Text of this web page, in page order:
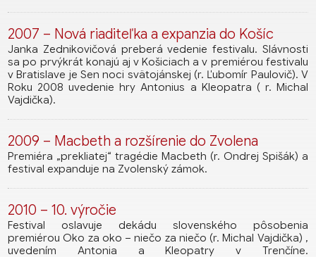
2007 – Nová riaditeľka a expanzia do Košíc
Janka Zednikovičová preberá vedenie festivalu. Slávnosti
sa po prvýkrát konajú aj v Košiciach a v premiérou festivalu
v Bratislave je Sen noci svätojánskej (r. Ľubomír Paulovič). V
Roku 2008 uvedenie hry Antonius a Kleopatra ( r. Michal
Vajdička).
2009 – Macbeth a rozšírenie do Zvolena
Premiéra „prekliatej“ tragédie Macbeth (r. Ondrej Spišák) a
festival expanduje na Zvolenský zámok.
2010 – 10. výročie
Festival oslavuje dekádu slovenského pôsobenia
premiérou Oko za oko – niečo za niečo (r. Michal Vajdička) ,
uvedením Antonia a Kleopatry v Trenčíne.